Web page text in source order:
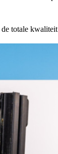
totale